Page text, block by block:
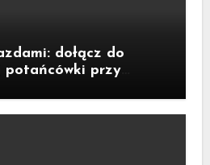
dołącz do
potańcówki przy